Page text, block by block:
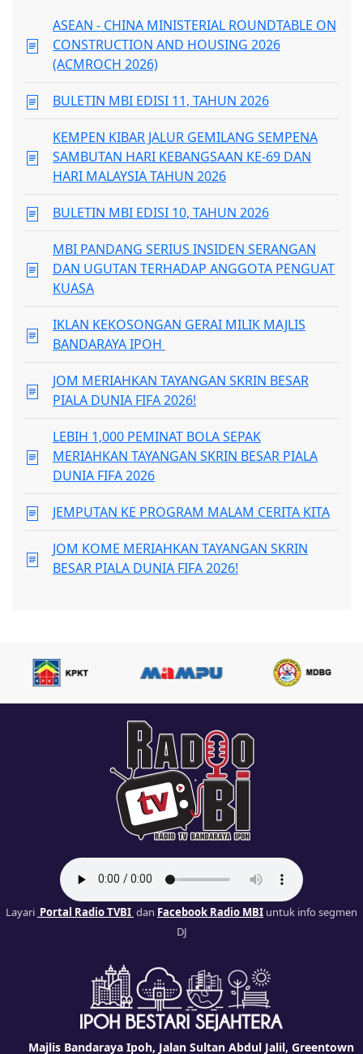
ASEAN - CHINA MINISTERIAL ROUNDTABLE ON
CONSTRUCTION AND HOUSING 2026
(ACMROCH 2026)
BULETIN MBI EDISI 11, TAHUN 2026
KEMPEN KIBAR JALUR GEMILANG SEMPENA
SAMBUTAN HARI KEBANGSAAN KE-69 DAN
HARI MALAYSIA TAHUN 2026
BULETIN MBI EDISI 10, TAHUN 2026
MBI PANDANG SERIUS INSIDEN SERANGAN
DAN UGUTAN TERHADAP ANGGOTA PENGUAT
KUASA
IKLAN KEKOSONGAN GERAI MILIK MAJLIS
BANDARAYA IPOH
JOM MERIAHKAN TAYANGAN SKRIN BESAR
PIALA DUNIA FIFA 2026!
LEBIH 1,000 PEMINAT BOLA SEPAK
MERIAHKAN TAYANGAN SKRIN BESAR PIALA
DUNIA FIFA 2026
JEMPUTAN KE PROGRAM MALAM CERITA KITA
JOM KOME MERIAHKAN TAYANGAN SKRIN
BESAR PIALA DUNIA FIFA 2026!
Layari Portal Radio TVBI dan Facebook Radio MBI untuk info segmen
DJ
Majlis Bandaraya Ipoh, Jalan Sultan Abdul Jalil, Greentown